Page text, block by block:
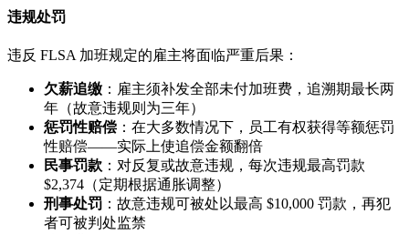
违规处罚
违反 FLSA 加班规定的雇主将面临严重后果：
欠薪追缴 ：雇主须补发全部未付加班费，追溯期最长两
年（故意违规则为三年）
惩罚性赔偿 ：在大多数情况下，员工有权获得等额惩罚
性赔偿——实际上使追偿金额翻倍
民事罚款 ：对反复或故意违规，每次违规最高罚款
$2,374（定期根据通胀调整）
刑事处罚 ：故意违规可被处以最高 $10,000 罚款，再犯
者可被判处监禁